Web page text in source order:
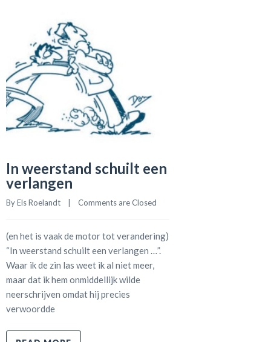
In weerstand schuilt een
verlangen
By Els Roelandt Comments are Closed
(en het is vaak de motor tot verandering)
“In weerstand schuilt een verlangen …”.
Waar ik de zin las weet ik al niet meer,
maar dat ik hem onmiddellijk wilde
neerschrijven omdat hij precies
verwoordde